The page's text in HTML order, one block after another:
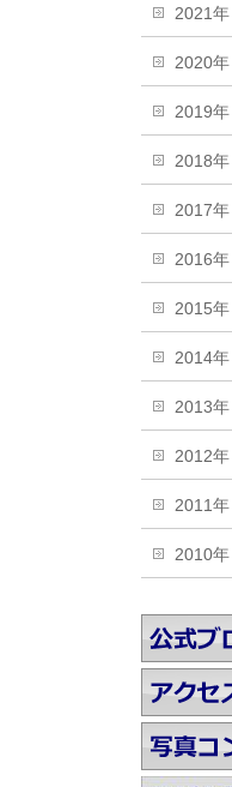
2021年
2020年
2019年
2018年
2017年
2016年
2015年
2014年
2013年
2012年
2011年
2010年